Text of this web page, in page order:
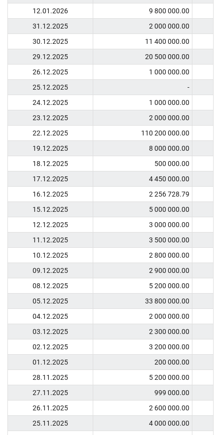
12.01.2026
9 800 000.00
31.12.2025
2 000 000.00
30.12.2025
11 400 000.00
29.12.2025
20 500 000.00
26.12.2025
1 000 000.00
25.12.2025
-
24.12.2025
1 000 000.00
23.12.2025
2 000 000.00
22.12.2025
110 200 000.00
19.12.2025
8 000 000.00
18.12.2025
500 000.00
17.12.2025
4 450 000.00
16.12.2025
2 256 728.79
15.12.2025
5 000 000.00
12.12.2025
3 000 000.00
11.12.2025
3 500 000.00
10.12.2025
2 800 000.00
09.12.2025
2 900 000.00
08.12.2025
5 200 000.00
05.12.2025
33 800 000.00
04.12.2025
2 000 000.00
03.12.2025
2 300 000.00
02.12.2025
3 200 000.00
01.12.2025
200 000.00
28.11.2025
5 200 000.00
27.11.2025
999 000.00
26.11.2025
2 600 000.00
25.11.2025
4 000 000.00